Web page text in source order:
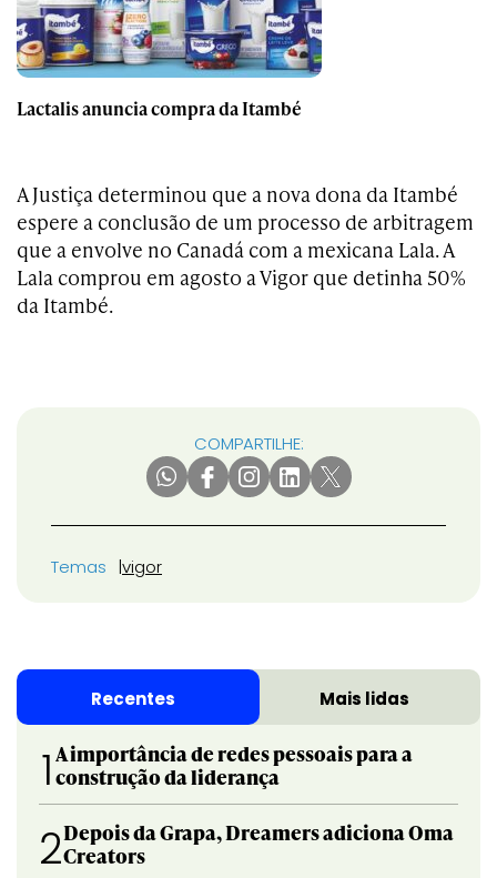
Lactalis anuncia compra da Itambé
A Justiça determinou que a nova dona da Itambé
espere a conclusão de um processo de arbitragem
que a envolve no Canadá com a mexicana Lala. A
Lala comprou em agosto a Vigor que detinha 50%
da Itambé.
COMPARTILHE:
Temas vigor
Recentes Mais lidas
1 A importância de redes pessoais para a
construção da liderança
2Depois da Grapa, Dreamers adiciona Oma
Creators